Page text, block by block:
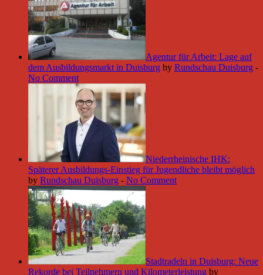
Agentur für Arbeit: Lage auf
dem Ausbildungsmarkt in Duisburg by Rundschau Duisburg -
No Comment
Niederrheinische IHK:
Späterer Ausbildungs-Einstieg für Jugendliche bleibt möglich
by Rundschau Duisburg - No Comment
Stadtradeln in Duisburg: Neue
Rekorde bei Teilnehmern und Kilometerleistung by